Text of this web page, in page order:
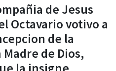
de Jesus
Octavario votivo a
de la
de Dios,